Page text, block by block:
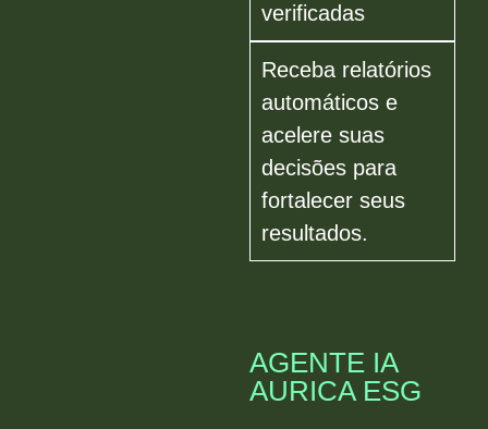
verificadas
Receba relatórios
automáticos e
acelere suas
decisões para
fortalecer seus
resultados.
AGENTE IA
AURICA ESG